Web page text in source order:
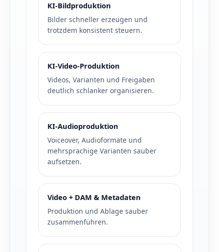
KI-Bildproduktion
Bilder schneller erzeugen und
trotzdem konsistent steuern.
KI-Video-Produktion
Videos, Varianten und Freigaben
deutlich schlanker organisieren.
KI-Audioproduktion
Voiceover, Audioformate und
mehrsprachige Varianten sauber
aufsetzen.
Video + DAM & Metadaten
Produktion und Ablage sauber
zusammenführen.